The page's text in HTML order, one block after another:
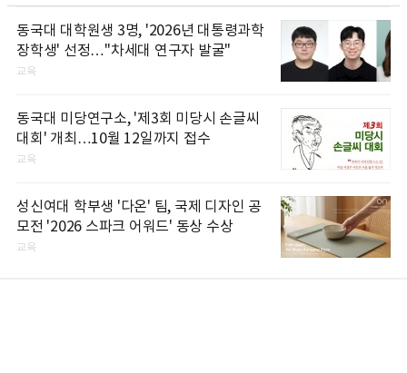
동국대 대학원생 3명, '2026년 대통령과학
장학생' 선정…"차세대 연구자 발굴"
교육
동국대 미당연구소, '제3회 미당시 손글씨
대회' 개최…10월 12일까지 접수
교육
성신여대 학부생 '다온' 팀, 국제 디자인 공
모전 '2026 스파크 어워드' 동상 수상
교육